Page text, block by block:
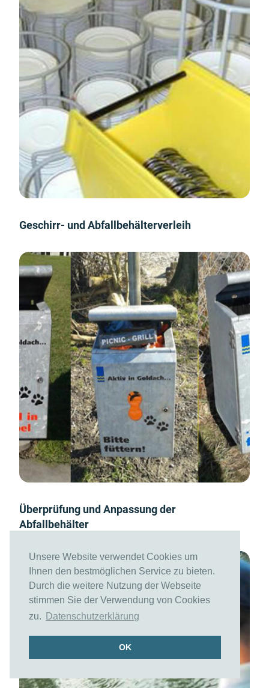
Unsere Website verwendet Cookies um
Ihnen den bestmöglichen Service zu bieten.
Durch die weitere Nutzung der Webseite
stimmen Sie der Verwendung von Cookies
zu.
Datenschutzerklärung
OK
Geschirr- und Abfallbehälterverleih
Überprüfung und Anpassung der
Abfallbehälter